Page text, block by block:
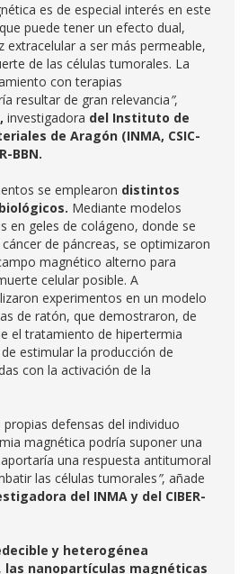
es de especial interés en este
puede tener un efecto dual,
extracelular a ser más permeable,
de las células tumorales. La
con terapias
resultar de gran relevancia”,
investigadora del Instituto de
de Aragón (INMA, CSIC-
BBN.
se emplearon distintos
Mediante modelos
en geles de colágeno, donde se
de páncreas, se optimizaron
magnético alterno para
celular posible. A
experimentos en un modelo
de ratón, que demostraron, de
el tratamiento de hipertermia
estimular la producción de
con la activación de la
propias defensas del individuo
magnética podría suponer una
una respuesta antitumoral
las células tumorales”, añade
del INMA y del CIBER-
y heterogénea
las nanopartículas magnéticas